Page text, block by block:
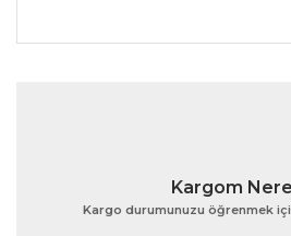
Bu ürünün fiyat bilgisi, resim, ürün
Ürün açıklamasında eksik
Kargom
Kargo durumunuzu öğrenmek